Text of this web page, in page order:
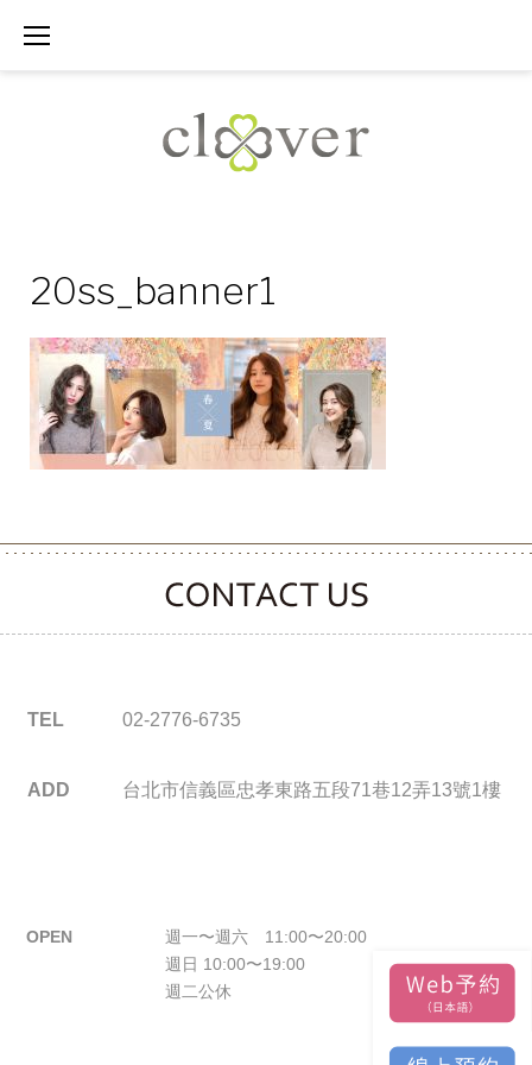
20ss_banner1
CONTACT CLOOVER
TEL 02-2776-6735
ADD 台北市信義區忠孝東路五段71巷12弄13號1樓
OPEN
週一〜週六 11:00〜20:00
週日 10:00〜19:00
週二公休